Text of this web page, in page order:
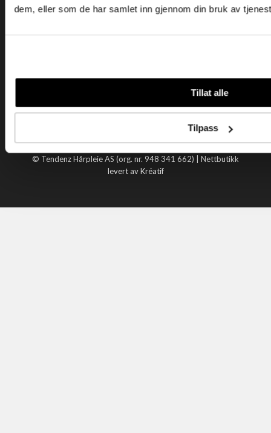
dem, eller som de har samlet inn gjennom din bruk av
Tillat alle
Tilpass
Nyttige lenker
Datablad
Om oss
Handle hos oss
© Tendenz Hårpleie AS (org. nr. 948 341 662) | Nettbutikk
levert av Kréatif